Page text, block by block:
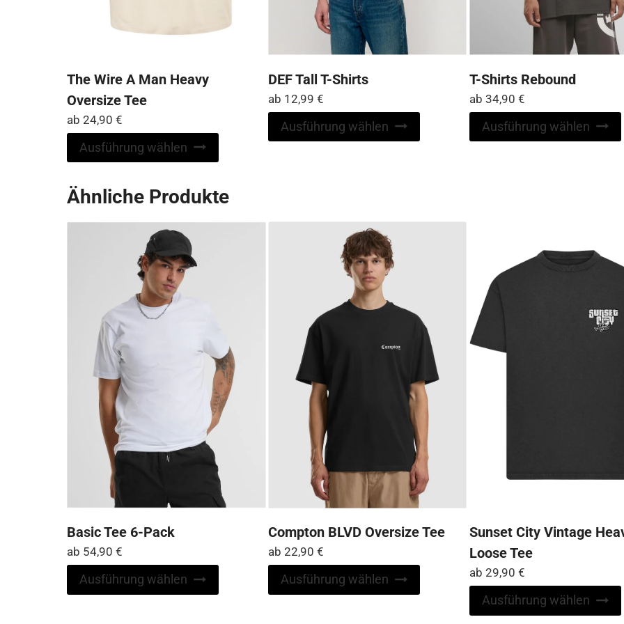
The Wire A Man Heavy
Oversize Tee
ab 24,90 €
Ausführung wählen
Produkt
mehrere
Produktseite
gewählt
werden
DEF Tall T-Shirts
ab 12,99 €
Ausführung wählen
Produkt
Produktseite
gewählt
werden
T-Shirts Rebound
ab 34,90 €
Ausführung wählen
Ähnliche Produkte
Basic Tee 6-Pack
ab 54,90 €
Ausführung wählen
Produkt
Compton BLVD Oversize Tee
ab 22,90 €
Ausführung wählen
Produkt
Sunset City Vintage
Loose Tee
ab 29,90 €
Ausführung wählen